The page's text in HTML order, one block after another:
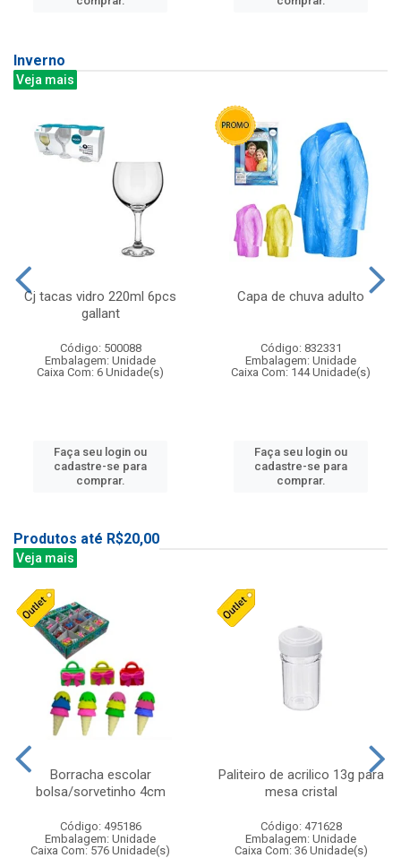
Inverno
Veja mais
Cj tacas vidro 220ml 6pcs
gallant
Código: 500088
Embalagem: Unidade
Caixa Com: 6 Unidade(s)
Faça seu login ou
cadastre-se para
comprar.
Capa de chuva adulto
Código: 832331
Embalagem: Unidade
Caixa Com: 144 Unidade(s)
Faça seu login ou
cadastre-se para
comprar.
Produtos até R$20,00
Veja mais
Borracha escolar
bolsa/sorvetinho 4cm
Código: 495186
Embalagem: Unidade
Caixa Com: 576 Unidade(s)
Paliteiro de acrilico 13g para
mesa cristal
Código: 471628
Embalagem: Unidade
Caixa Com: 36 Unidade(s)